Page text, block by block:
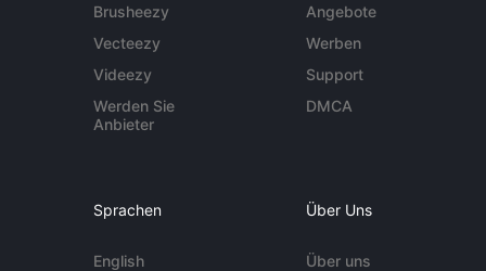
Brusheezy
Vecteezy
Videezy
Werden Sie
Anbieter
Angebote
Werben
Support
DMCA
Sprachen
English
Über Uns
Über uns